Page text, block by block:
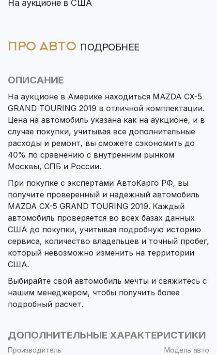
На аукционе в США
ПРО АВТО ПОДРОБНЕЕ
ОПИСАНИЕ
На аукционе в Америке находиться MAZDA CX-5
GRAND TOURING 2019 в отличной комплектации.
Цена на автомобиль указана как на аукционе, и в
случае покупки, учитывая все дополнительные
расходы и ремонт, вы сможете сэкономить до
40% по сравнению с внутренним рынком
Москвы, СПБ и России.
При покупке с экспертами АвтоКарго РФ, вы
получите проверенный и надежный автомобиль
MAZDA CX-5 GRAND TOURING 2019. Каждый
автомобиль проверяется во всех базах данных
США до покупки, учитывая подробную историю
сервиса, количество владельцев и точный пробег,
который невозможно изменить на территории
США.
Выбирайте свой автомобиль мечты и свяжитесь с
нашим менеджером, чтобы получить более
подробный расчет.
ДОПОЛНИТЕЛЬНЫЕ ХАРАКТЕРИСТИКИ
Производитель Модель авто